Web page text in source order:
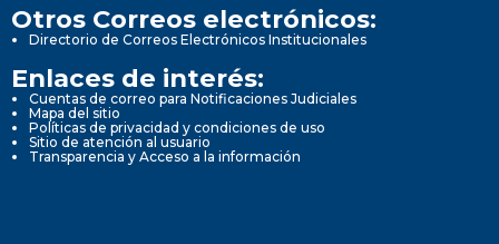
Otros Correos electrónicos:
Directorio de Correos Electrónicos Institucionales
Enlaces de interés:
Cuentas de correo para Notificaciones Judiciales
Mapa del sitio
Políticas de privacidad y condiciones de uso
Sitio de atención al usuario
Transparencia y Acceso a la información